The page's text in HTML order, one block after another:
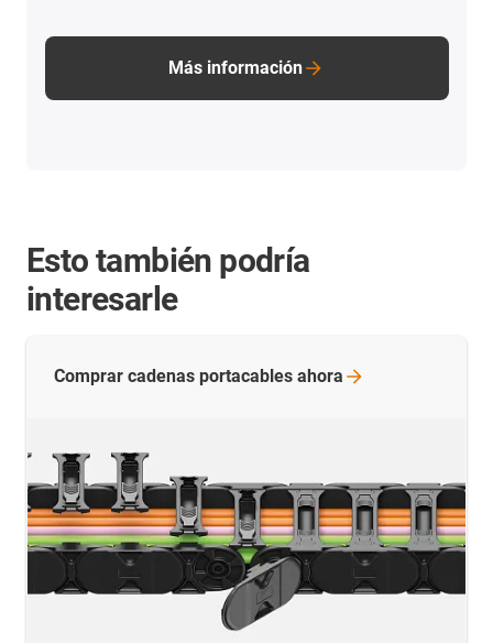
Más información
Esto también podría
interesarle
Comprar cadenas portacables ahora